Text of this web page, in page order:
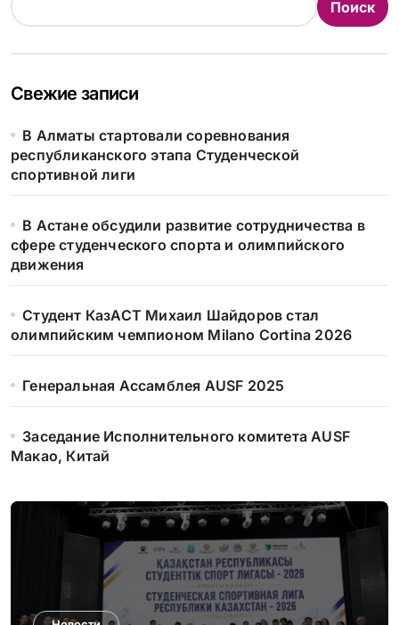
Поиск
Свежие записи
В Алматы стартовали соревнования
республиканского этапа Студенческой
спортивной лиги
В Астане обсудили развитие сотрудничества в
сфере студенческого спорта и олимпийского
движения
Студент КазАСТ Михаил Шайдоров стал
олимпийским чемпионом Milano Cortina 2026
Генеральная Ассамблея AUSF 2025
Заседание Исполнительного комитета AUSF
Макао, Китай